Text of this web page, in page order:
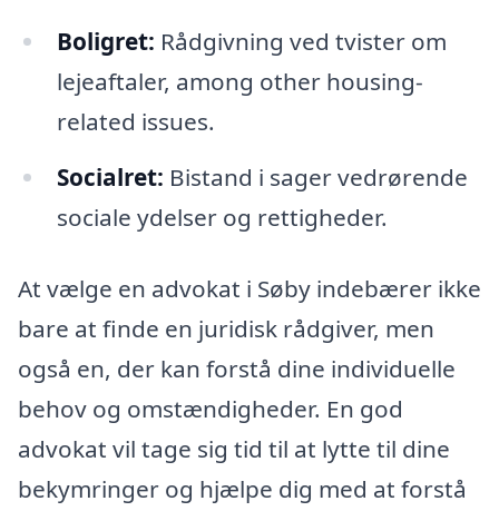
Boligret: Rådgivning ved tvister om
lejeaftaler, among other housing-
related issues.
Socialret: Bistand i sager vedrørende
sociale ydelser og rettigheder.
At vælge en advokat i Søby indebærer ikke
bare at finde en juridisk rådgiver, men
også en, der kan forstå dine individuelle
behov og omstændigheder. En god
advokat vil tage sig tid til at lytte til dine
bekymringer og hjælpe dig med at forstå